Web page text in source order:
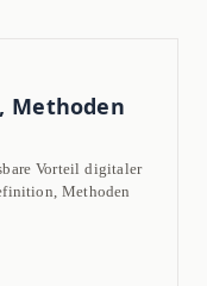
Methoden
Vorteil digitaler
Methoden